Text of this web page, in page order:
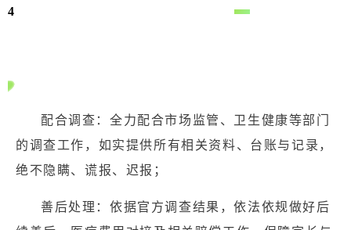
4
配合调查：全力配合市场监管、卫生健康等部门
的调查工作，如实提供所有相关资料、台账与记录，
绝不隐瞒、谎报、迟报；
善后处理：依据官方调查结果，依法依规做好后